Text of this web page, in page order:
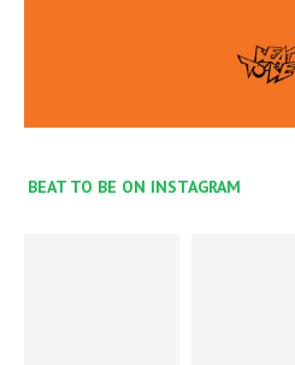
BEAT TO BE ON INSTAGRAM